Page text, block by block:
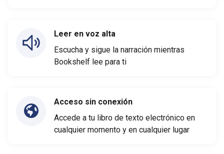
Leer en voz alta
Escucha y sigue la narración mientras
Bookshelf lee para ti
Acceso sin conexión
Accede a tu libro de texto electrónico en
cualquier momento y en cualquier lugar